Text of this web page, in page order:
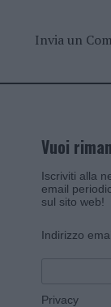
Invia un
Vuoi
Iscriviti alla
email
sul sito web!
Indirizzo
Privacy